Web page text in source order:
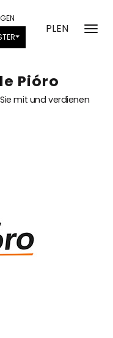
PLEN
Pióro
mit und verdienen